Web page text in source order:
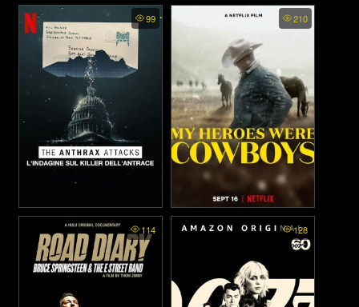
THE SPARKS BROTHERS
(2021)
Physical Asia พากย์ไทย - คน
แกร่งแข่งอึด ศึกแห่งเอเชีย
(2025)
99
The Anthrax Attacks - ดิ
แอนแทร็กซ์ แอทแท็คส์ (2022)
210
My Heroes Were Cowboys -
คาวบอยในฝัน (2021)
114 128